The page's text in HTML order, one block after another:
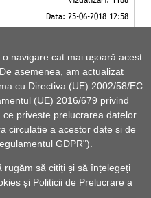
navigare cat mai ușoară acest
asemenea, am actualizat
cu Directiva (UE) 2002/58/EC
(UE) 2016/679 privind
priveste prelucrarea datelor
circulatie a acestor date si de
GDPR").
rugăm să citiți și să înțelegeți
și Politicii de Prelucrare a